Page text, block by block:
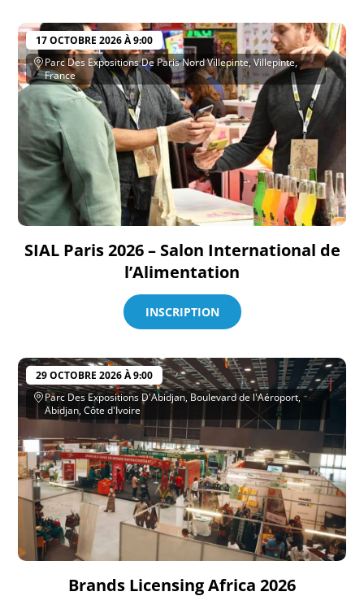
17 OCTOBRE 2026 À 9:00
Parc Des Expositions De Paris Nord Villepinte, Villepinte,
France
SIAL Paris 2026 – Salon International de
l’Alimentation
INSCRIPTION
29 OCTOBRE 2026 À 9:00
Parc Des Expositions D'Abidjan, Boulevard de l'Aéroport,
Abidjan, Côte d'Ivoire
Brands Licensing Africa 2026